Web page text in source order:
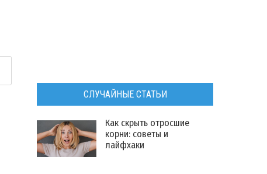
СЛУЧАЙНЫЕ СТАТЬИ
Как скрыть отросшие
корни: советы и
лайфхаки